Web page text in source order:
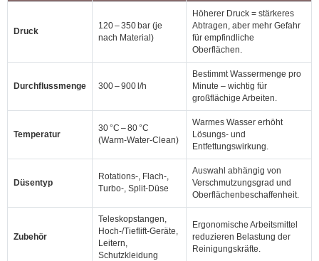
Druck
120 – 350 bar (je
nach Material)
Höherer Druck = stärkeres
Abtragen, aber mehr Gefahr
für empfindliche
Oberflächen.
Durchflussmenge 300 – 900 l/h
Bestimmt Wassermenge pro
Minute – wichtig für
großflächige Arbeiten.
Temperatur
30 °C – 80 °C
(Warm‑Water‑Clean)
Warmes Wasser erhöht
Lösungs‑ und
Entfettungswirkung.
Düsentyp
Rotations‑, Flach‑,
Turbo‑, Split‑Düse
Auswahl abhängig von
Verschmutzungsgrad und
Oberflächenbeschaffenheit.
Zubehör
Teleskopstangen,
Hoch‑/Tieflift‑Geräte,
Leitern,
Schutzkleidung
Ergonomische Arbeitsmittel
reduzieren Belastung der
Reinigungskräfte.